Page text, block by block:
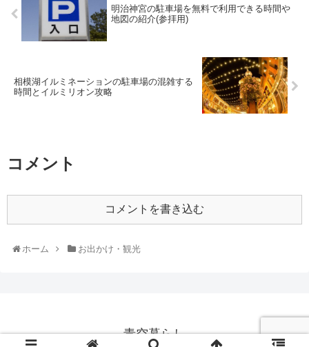
明治神宮の駐車場を無料で利用できる時間や
地図の紹介(参拝用)
相模湖イルミネーションの駐車場の混雑する
時間とイルミリオン攻略
コメント
コメントを書き込む
ホーム お出かけ・観光
青空暮らし